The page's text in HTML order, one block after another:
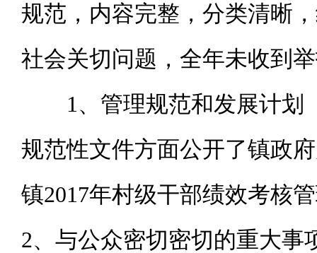
规范，内容完整，分类清晰
社会关切问题，全年未收到
1、管理规范和发展计划
规范性文件方面公开了镇政
镇2017年村级干部绩效考核
2、与公众密切密切的重大事